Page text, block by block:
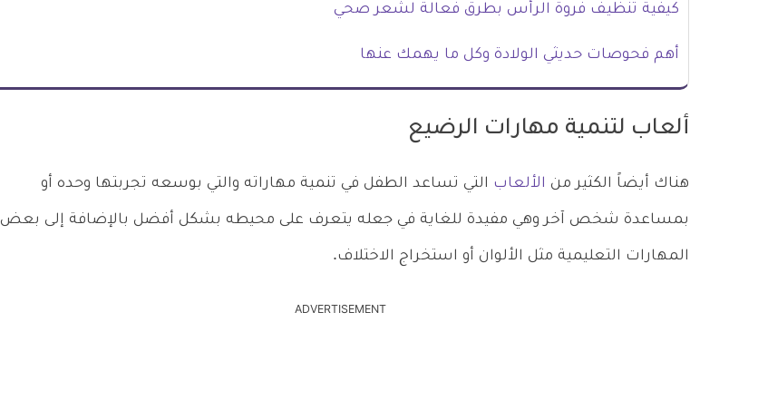
كيفية تنظيف فروة الرأس بطرق فعالة لشعر صحي
أهم فحوصات حديثي الولادة وكل ما يهمك عنها
ألعاب لتنمية مهارات الرضيع
هناك أيضاً الكثير من الألعاب التي تساعد الطفل في تنمية مهاراته والتي بوسعه تجربتها وحده أو
بمساعدة شخص آخر وهي مفيدة للغاية في جعله يتعرف على محيطه بشكل أفضل بالإضافة إلى بعض
المهارات التعليمية مثل الألوان أو استخراج الاختلاف.
ADVERTISEMENT